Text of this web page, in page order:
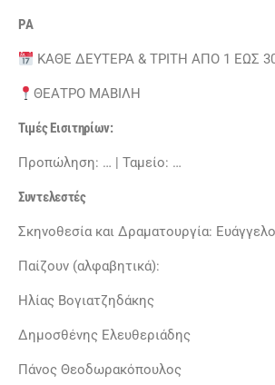
ΡΑ
ΚΑΘΕ ΔΕΥΤΕΡΑ & ΤΡΙΤΗ ΑΠΟ 1 ΕΩΣ
ΘΕΑΤΡΟ ΜΑΒΙΛΗ
Τιμές Εισιτηρίων:
Προπώληση: … | Ταμείο: …
Συντελεστές
Σκηνοθεσία και Δραματουργία:
Παίζουν (αλφαβητικά):
Ηλίας Βογιατζηδάκης
Δημοσθένης Ελευθεριάδης
Πάνος Θεοδωρακόπουλος